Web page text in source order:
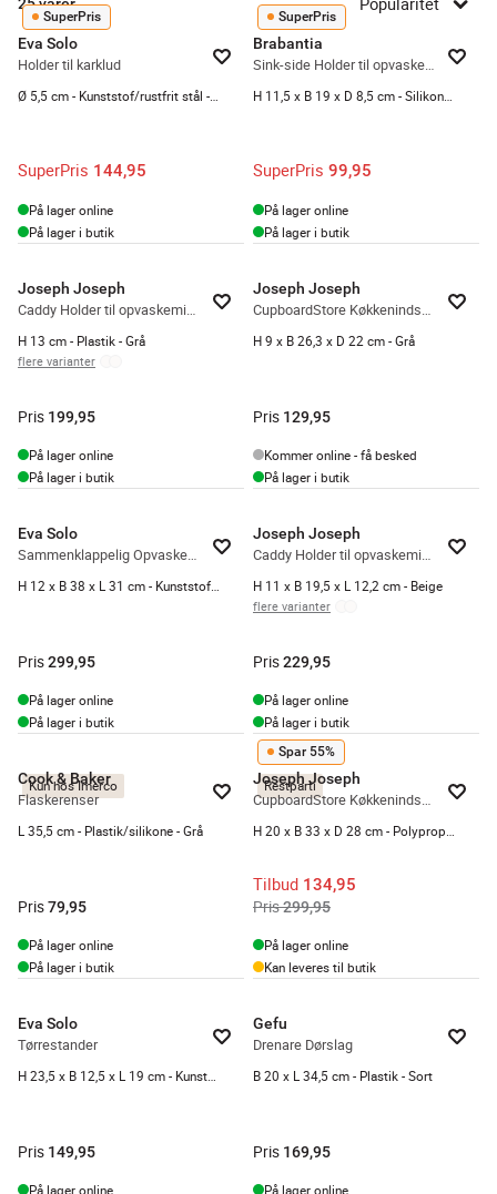
SuperPris
Eva Solo
Holder til karklud
SuperPris 144,95
På lager online
På lager i butik
SuperPris
Brabantia
Sink-side Holder til opvaskemiddel- og børste
SuperPris 99,95
På lager online
På lager i butik
Joseph Joseph
Caddy Holder til opvaskemiddel og -børste
H 13 cm - Plastik - Grå
flere varianter
Pris 199,95
På lager online
På lager i butik
Joseph Joseph
CupboardStore Køkkenindsats
H 9 x B 26,3 x D 22 cm - Grå
Pris 129,95
Kommer online - få besked
På lager i butik
Eva Solo
Sammenklappelig Opvaskebalje
Pris299,95
På lager online
På lager i butik
Joseph Joseph
Caddy Holder til opvaskemiddel og -børste
H 11 x B 19,5 x L 12,2 cm - Beige
flere varianter
Pris229,95
På lager online
På lager i butik
Kun hos Imerco
Cook & Baker
Flaskerenser
L 35,5 cm - Plastik/silikone - Grå
Pris79,95
På lager online
På lager i butik
Restparti
Spar 55%
Joseph Joseph
CupboardStore Køkkenindsats
Tilbud 134,95
Pris299,95
På lager online
Kan leveres til butik
Eva Solo
Tørrestander
Pris 149,95
På lager online
Gefu
Drenare Dørslag
B 20 x L 34,5 cm - Plastik - Sort
Pris 169,95
På lager online